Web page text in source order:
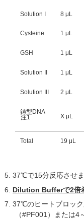
Solution I 8 μL
Cysteine 1 μL
GSH 1 μL
Solution II 1 μL
Solution III 2 μL
鋳型DNA
注1 X μL
Total 19 μL
37℃で15分反応させま
Dilution Bufferで2倍
37℃のヒートブロッ
（#PF001）または4